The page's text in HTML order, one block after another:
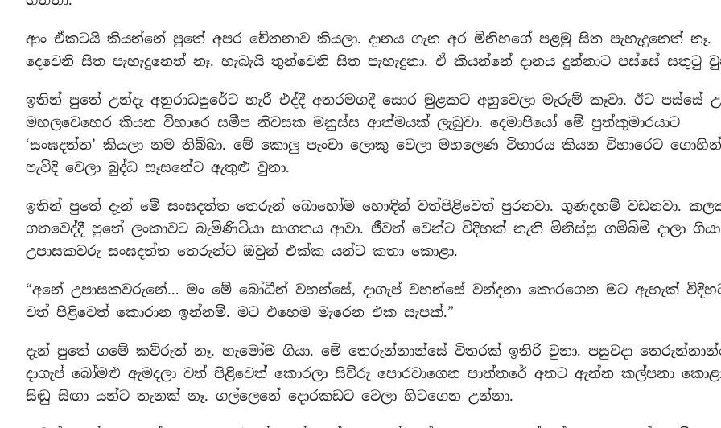
ආං ඒකටයි කියන්නේ පුතේ අපර චේතනාව කියලා. දානය ගැන අර මිනිහගේ පළමු සිත පැහැදුනෙත් නෑ.
දෙවෙනි සිත පැහැදුනෙත් නෑ. හැබැයි තුන්වෙනි සිත පැහැදුනා. ඒ කියන්නේ දානය දුන්නාට පස්සේ සතුටු
ඉතින් පුතේ උන්දැ අනුරාධපුරේට හැරී එද්දී අතරමගදී සොර මුළකට අහුවෙලා මැරුම් කෑවා. ඊට පස්සේ
මහලවෙහෙර කියන විහාරෙ සමීප නිවසක මනුස්ස ආත්මයක් ලැබුවා. දෙමාපියෝ මේ පුත්කුමාරයාට
‘සංඝදත්ත’ කියලා නම තිබ්බා. මේ කොලු පැංචා ලොකු වෙලා මහලෙණ විහාරය කියන විහාරෙට ගොහින්
පැවිදි වෙලා බුද්ධ සෑසනේට ඇතුළු වුනා.
ඉතින් පුතේ දැන් මේ සංඝදත්ත තෙරුන් බොහෝම හොඳින් වත්පිළිවෙත් පුරනවා. ගුණදහම් වඩනවා.
ගතවෙද්දී පුතේ ලංකාවට බැමිණිටියා සාගතය ආවා. ජීවත් වෙන්ට විදිහක් නැති මිනිස්සු ගම්බිම් දාලා
උපාසකවරු සංඝදත්ත තෙරුන්ට ඔවුන් එක්ක යන්ට කතා කොළා.
“අනේ උපාසකවරුනේ… මං මේ බෝධීන් වහන්සේ, දාගැප් වහන්සේ වන්දනා කොරගෙන මට ඇහැක්
වත් පිළිවෙත් කොරාන ඉන්නම්. මට එහෙම මැරෙන එක සැපක්.”
දැන් පුතේ ගමේ කව්රුත් නෑ. හැමෝම ගියා. මේ තෙරුන්නාන්සේ විතරක් ඉතිරි වුනා. පසුවදා
දාගැප් බෝමළු ඇමදලා වත් පිළිවෙත් කොරලා සිව්රු පොරවාගෙන පාත්තරේ අතට ඇන්න කල්පනා
සිඬු සිඟා යන්ට තැනක් නෑ. ගල්ලෙනේ දොරකඩට වෙලා හිටගෙන උන්නා.